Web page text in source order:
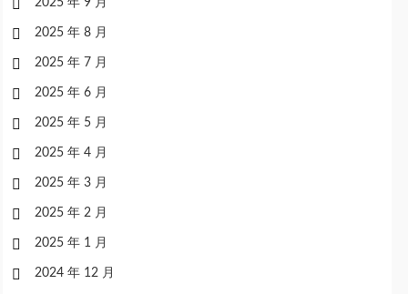
2025 年 9 月
2025 年 8 月
2025 年 7 月
2025 年 6 月
2025 年 5 月
2025 年 4 月
2025 年 3 月
2025 年 2 月
2025 年 1 月
2024 年 12 月